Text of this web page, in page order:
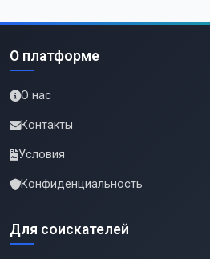
О платформе
О нас
Контакты
Условия
Конфиденциальность
Для соискателей